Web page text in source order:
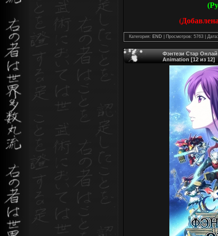
Категория: END | Просмотров: 5763 |
Фэнтези Стар
Animation [12 из 12]